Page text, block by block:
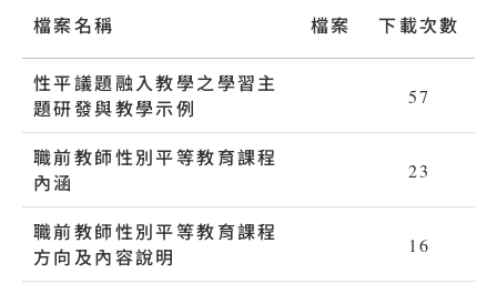
檔案名稱 檔案 下載次數
性平議題融入教學之學習主
題研發與教學示例
57
職前教師性別平等教育課程
內涵
23
職前教師性別平等教育課程
方向及內容說明
16